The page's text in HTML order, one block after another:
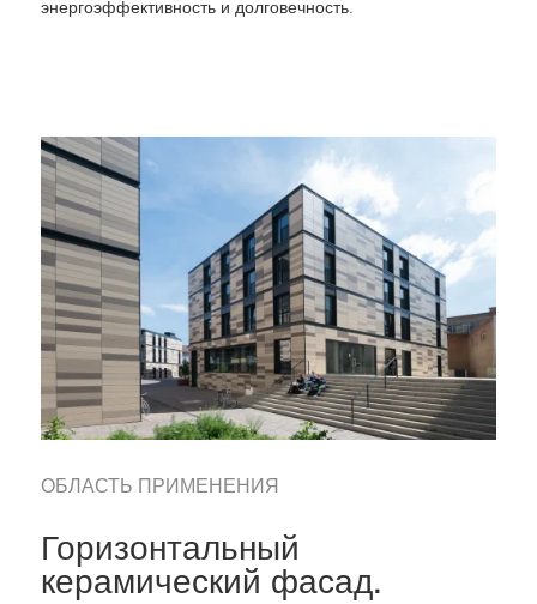
энергоэффективность и долговечность.
ОБЛАСТЬ ПРИМЕНЕНИЯ
Горизонтальный
керамический фасад.